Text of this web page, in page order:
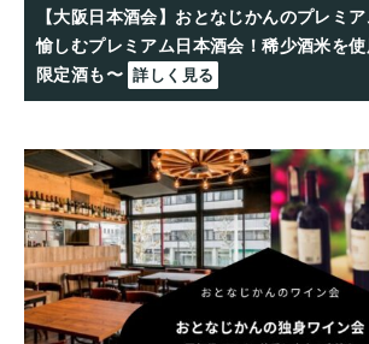
【大阪日本酒会】おとなじかんのプレミ
愉しむプレミアム日本酒会！稀少酒米を
限定酒も〜 詳しく見る